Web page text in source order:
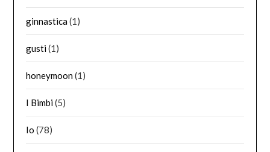
ginnastica(1)
gusti(1)
honeymoon(1)
I Bimbi(5)
Io (78)